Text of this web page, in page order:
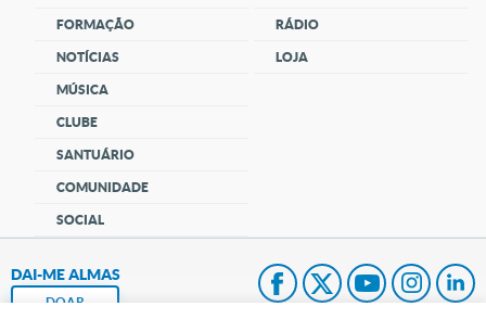
FORMAÇÃO
NOTÍCIAS
MÚSICA
CLUBE
SANTUÁRIO
COMUNIDADE
SOCIAL
RÁDIO
LOJA
DAI-ME ALMAS
DOAR